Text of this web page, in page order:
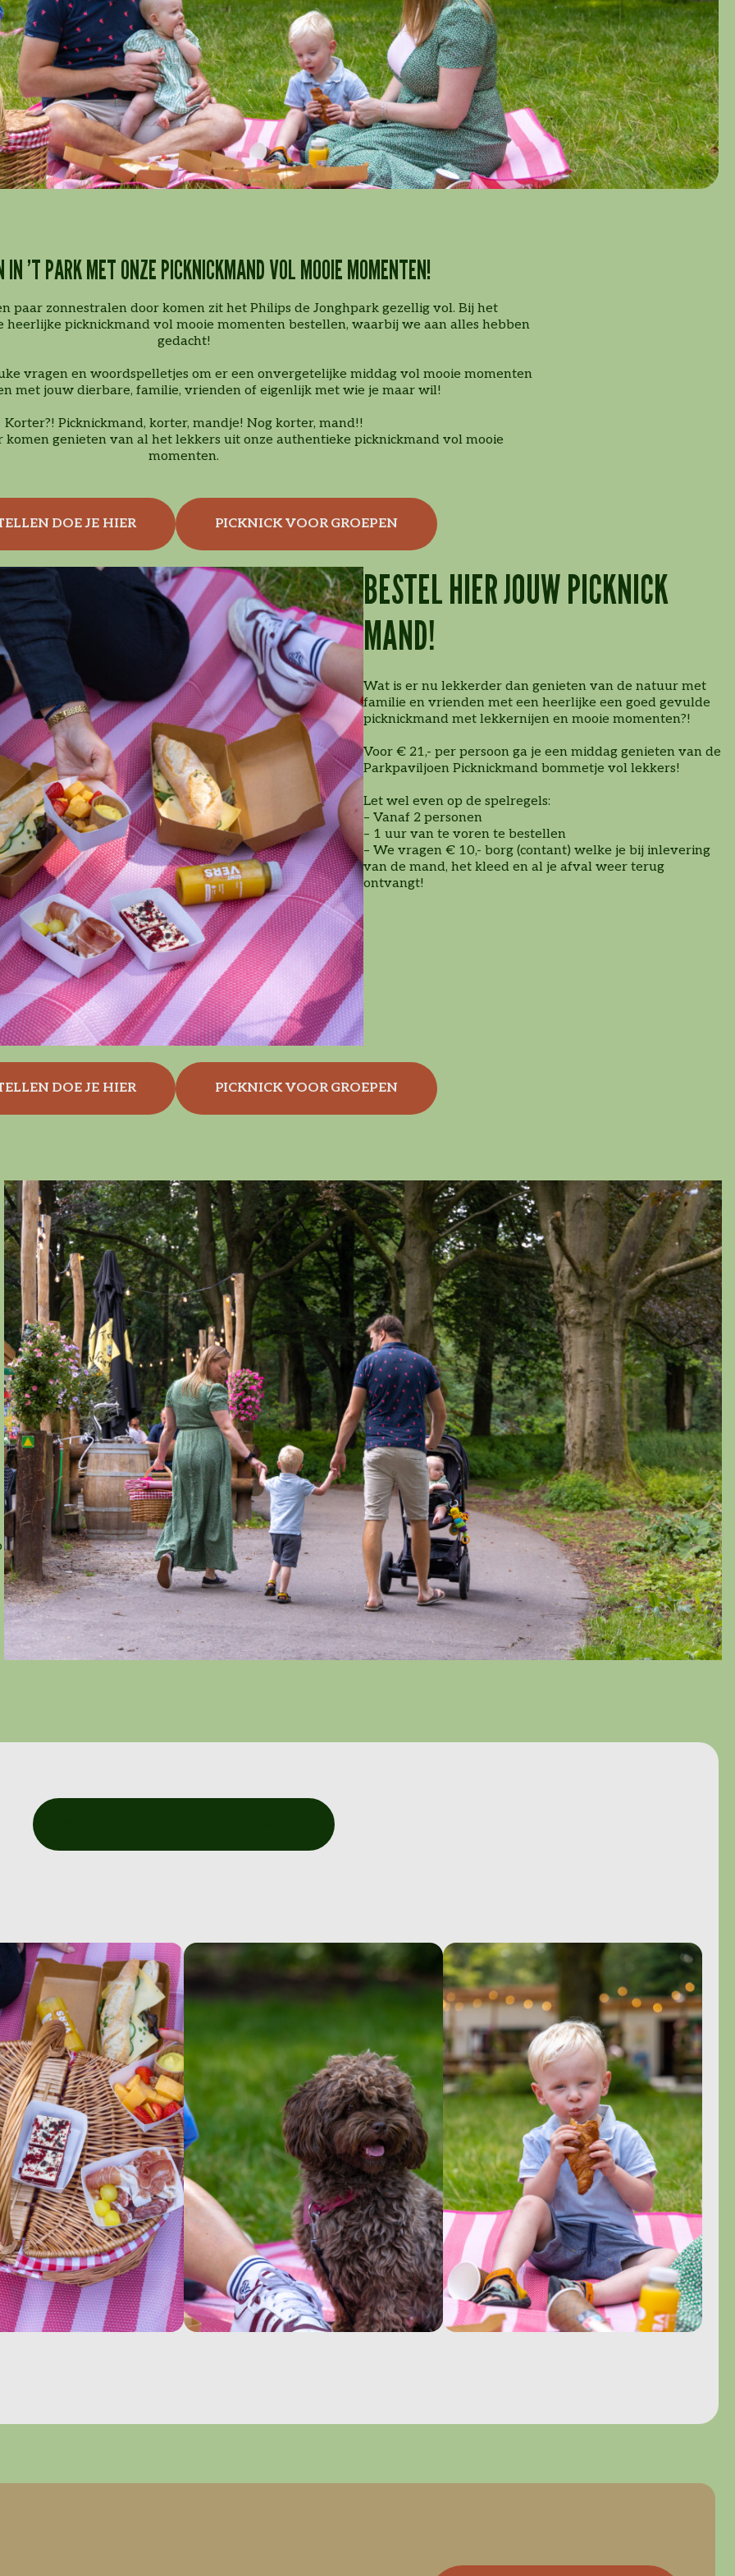
IN ’T PARK MET ONZE PICKNICKMAND VOL MOOIE MOMENTEN!
paar zonnestralen door komen zit het Philips de Jonghpark gezellig vol. Bij het
heerlijke picknickmand vol mooie momenten bestellen, waarbij we aan alles hebben
gedacht!
vragen en woordspelletjes om er een onvergetelijke middag vol mooie momenten
met jouw dierbare, familie, vrienden of eigenlijk met wie je maar wil!
Korter?! Picknickmand, korter, mandje! Nog korter, mand!!
komen genieten van al het lekkers uit onze authentieke picknickmand vol mooie
momenten.
DOE JE HIER PICKNICK VOOR GROEPEN
BESTEL HIER JOUW PICKNICK
MAND!
Wat is er nu lekkerder dan genieten van de natuur met
familie en vrienden met een heerlijke een goed gevulde
picknickmand met lekkernijen en mooie momenten?!
Voor € 21,- per persoon ga je een middag genieten van de
Parkpaviljoen Picknickmand bommetje vol lekkers!
Let wel even op de spelregels:
– Vanaf 2 personen
– 1 uur van te voren te bestellen
– We vragen € 10,- borg (contant) welke je bij inlevering
van de mand, het kleed en al je afval weer terug
ontvangt!
DOE JE HIER PICKNICK VOOR GROEPEN